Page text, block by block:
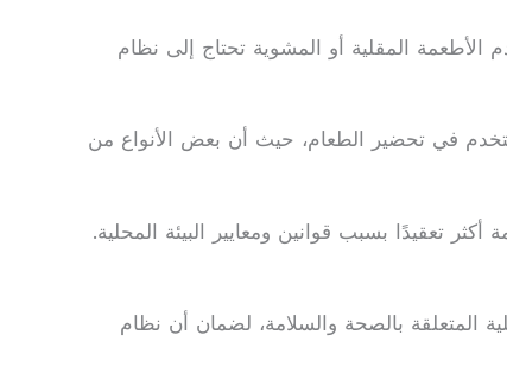
الأطعمة المقلية أو المشوية تحتاج إلى نظام
في تحضير الطعام، حيث أن بعض الأنواع من
تعقيدًا بسبب قوانين ومعايير البيئة المحلية.
المتعلقة بالصحة والسلامة، لضمان أن نظام